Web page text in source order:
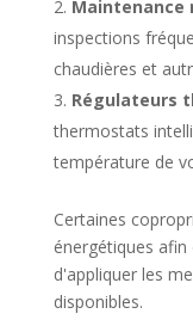
Maintenance
inspections
chaudières et
Régulateurs
thermostats
température de
Certaines
énergétiques afin
d'appliquer les
disponibles.